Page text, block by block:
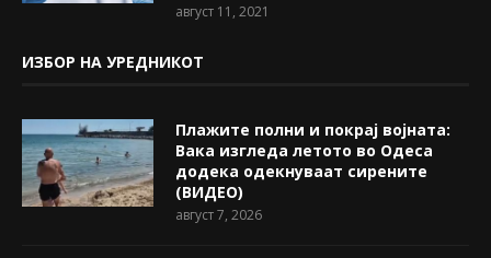
август 11, 2021
ИЗБОР НА УРЕДНИКОТ
Плажите полни и покрај војната:
Вака изгледа летото во Одеса
додека одекнуваат сирените
(ВИДЕО)
август 7, 2026